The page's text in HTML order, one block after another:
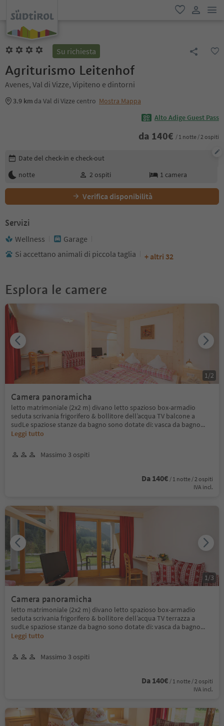
favoriti
Su richiesta
Agriturismo Leitenhof
Avenes, Val di Vizze, Vipiteno e dintorni
3.9 km da Val di Vizze centro Mostra Mappa
Alto Adige Guest Pass
da 140€ / 1 notte / 2 ospiti
Modifica i dettagli della prenotazione
Date del check-in e check-out
notte
2 ospiti 1 camera
Verifica disponibilità
Servizi
Wellness
Garage
Si accettano animali di piccola taglia
+ altri 32
Esplora le camere
Camera panoramicha
letto matrimoniale (2x2 m) divano letto spazioso box-armadio
seduta scrivania frigorifero & bollitore dell’acqua TV balcone a
sudLe spaziose stanze da bagno sono dotate di: vasca da bagno...
Leggi tutto
Massimo 3 ospiti
Da 140€ / 1 notte / 2 ospiti
IVA incl.
1 /2
Camera panoramicha
letto matrimoniale (2x2 m) divano letto spazioso box-armadio
seduta scrivania frigorifero & bollitore dell’acqua TV terrazza a
sudLe spaziose stanze da bagno sono dotate di: vasca da bagno...
Leggi tutto
Massimo 3 ospiti
Da 140€ / 1 notte / 2 ospiti
IVA incl.
1 /3